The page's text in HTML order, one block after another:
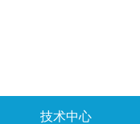
技术中心